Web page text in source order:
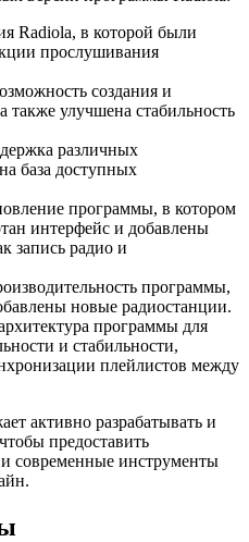
Radiola, в которой были
прослушивания
создания и
также улучшена стабильность
различных
база доступных
программы, в котором
интерфейс и добавлены
запись радио и
программы,
новые радиостанции.
программы для
и стабильности,
плейлистов между
активно разрабатывать и
предоставить
современные инструменты